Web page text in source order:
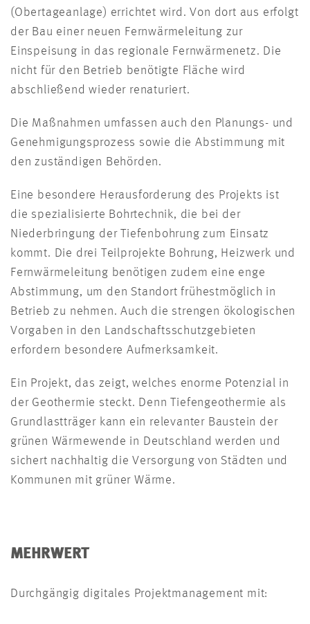
(Obertageanlage) errichtet wird. Von dort aus erfolgt
der Bau einer neuen Fernwärmeleitung zur
Einspeisung in das regionale Fernwärmenetz. Die
nicht für den Betrieb benötigte Fläche wird
abschließend wieder renaturiert.
Die Maßnahmen umfassen auch den Planungs- und
Genehmigungsprozess sowie die Abstimmung mit
den zuständigen Behörden.
Eine besondere Herausforderung des Projekts ist
die spezialisierte Bohrtechnik, die bei der
Niederbringung der Tiefenbohrung zum Einsatz
kommt. Die drei Teilprojekte Bohrung, Heizwerk und
Fernwärmeleitung benötigen zudem eine enge
Abstimmung, um den Standort frühestmöglich in
Betrieb zu nehmen. Auch die strengen ökologischen
Vorgaben in den Landschaftsschutzgebieten
erfordern besondere Aufmerksamkeit.
Ein Projekt, das zeigt, welches enorme Potenzial in
der Geothermie steckt. Denn Tiefengeothermie als
Grundlastträger kann ein relevanter Baustein der
grünen Wärmewende in Deutschland werden und
sichert nachhaltig die Versorgung von Städten und
Kommunen mit grüner Wärme.
MEHRWERT
Durchgängig digitales Projektmanagement mit: